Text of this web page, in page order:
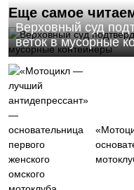
Еще самое
Верховный суд
веток в мусорные